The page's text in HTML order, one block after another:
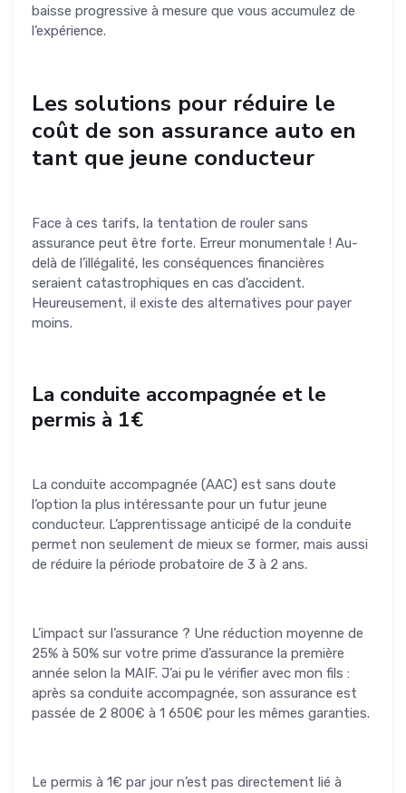
baisse progressive à mesure que vous accumulez de
l’expérience.
Les solutions pour réduire le
coût de son assurance auto en
tant que jeune conducteur
Face à ces tarifs, la tentation de rouler sans
assurance peut être forte. Erreur monumentale ! Au-
delà de l’illégalité, les conséquences financières
seraient catastrophiques en cas d’accident.
Heureusement, il existe des alternatives pour payer
moins.
La conduite accompagnée et le
permis à 1€
La conduite accompagnée (AAC) est sans doute
l’option la plus intéressante pour un futur jeune
conducteur. L’apprentissage anticipé de la conduite
permet non seulement de mieux se former, mais aussi
de réduire la période probatoire de 3 à 2 ans.
L’impact sur l’assurance ? Une réduction moyenne de
25% à 50% sur votre prime d’assurance la première
année selon la MAIF. J’ai pu le vérifier avec mon fils :
après sa conduite accompagnée, son assurance est
passée de 2 800€ à 1 650€ pour les mêmes garanties.
Le permis à 1€ par jour n’est pas directement lié à